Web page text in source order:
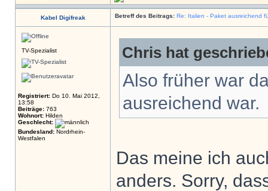
Kabel Digifreak Betreff des Beitrags: Re: Italien - Paket ausreichend
TV-Spezialist
Registriert: Do 10. Mai 2012,
13:58
Beiträge: 763
Wohnort: Hilden
Geschlecht:
Bundesland: Nordrhein-
Westfalen
Chris hat
Also früher war
ausreichend war.
Das meine ich
anders. Sorry,